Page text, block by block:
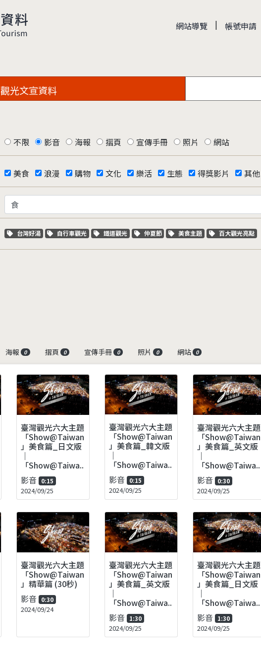
網站導覽 | 帳號申請
觀光文宣資料
不限 影音 海報 摺頁 宣傳手冊 照片 網站
美食 浪漫 購物 文化 樂活 生態 得獎影片 其他
關鍵字標籤
台灣好湯 關鍵字標籤
自行車觀光 關鍵字標籤
鐵道觀光 關鍵字標籤
仲夏節 關鍵字標籤
美食主題 關鍵字標籤
百大觀光亮點
海報 0 摺頁 0 宣傳手冊 0 照片 0 網站 0
臺灣觀光六大主題
「Show@Taiwan
」美食篇_日文版
｜
「Show@Taiwa..
影音 0:15
2024/09/25
臺灣觀光六大主題
「Show@Taiwan
」美食篇_韓文版
｜
「Show@Taiwa..
影音 0:15
2024/09/25
臺灣觀光六大主題
「Show@Taiwan
」美食篇_英文版
｜
「Show@Taiwa..
影音 0:30
2024/09/25
臺灣觀光六大主題
「Show@Taiwan
」精華篇 (30秒)
影音 0:30
2024/09/24
臺灣觀光六大主題
「Show@Taiwan
」美食篇_英文版
｜
「Show@Taiwa..
影音 1:30
2024/09/25
臺灣觀光六大主題
「Show@Taiwan
」美食篇_日文版
｜
「Show@Taiwa..
影音 1:30
2024/09/25